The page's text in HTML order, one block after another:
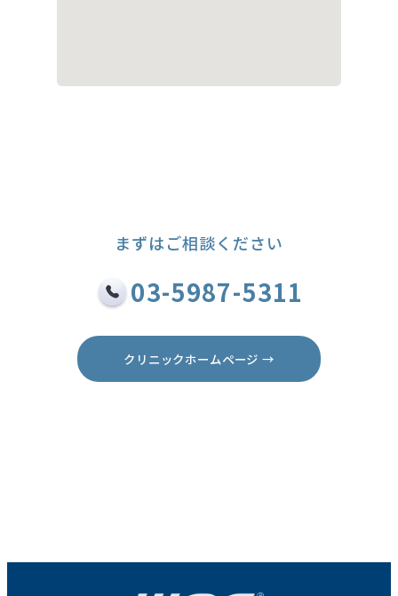
まずはご相談ください
03-5987-5311
クリニックホームページ →